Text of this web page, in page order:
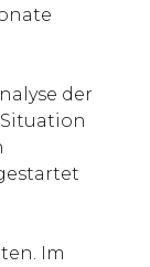
der
Im